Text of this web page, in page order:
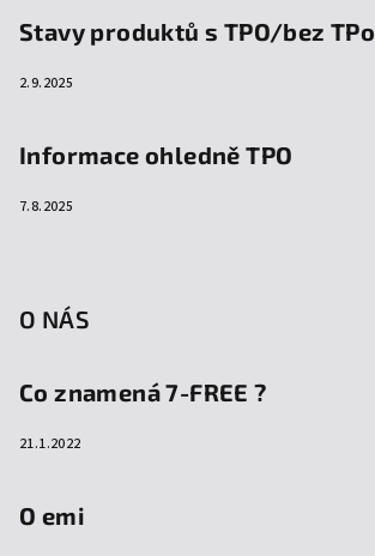
Stavy produktů s TPO/bez TPo
2.9.2025
Informace ohledně TPO
7.8.2025
O NÁS
Co znamená 7-FREE ?
21.1.2022
O emi